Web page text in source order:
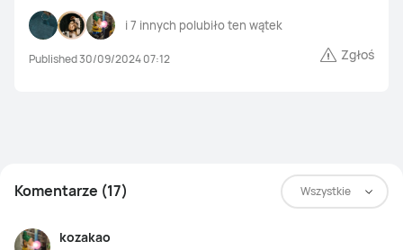
i7 innych polubiło ten wątek
Published 30/09/2024 07:12 Zgłoś
Wszystkie
Komentarze (17)
kozakao